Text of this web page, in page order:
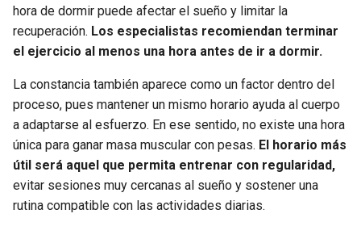
hora de dormir puede afectar el sueño y limitar la
recuperación. Los especialistas recomiendan terminar
el ejercicio al menos una hora antes de ir a dormir.
La constancia también aparece como un factor dentro del
proceso, pues mantener un mismo horario ayuda al cuerpo
a adaptarse al esfuerzo. En ese sentido, no existe una hora
única para ganar masa muscular con pesas. El horario más
útil será aquel que permita entrenar con regularidad,
evitar sesiones muy cercanas al sueño y sostener una
rutina compatible con las actividades diarias.